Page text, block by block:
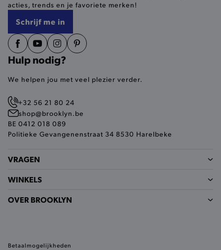
acties, trends en je favoriete merken!
Schrijf me in
Hulp nodig?
We helpen jou met veel plezier verder.
+32 56 21 80 24
shop@brooklyn.be
BE 0412 018 089
Politieke Gevangenenstraat 34 8530 Harelbeke
VRAGEN
WINKELS
OVER BROOKLYN
Betaalmogelijkheden
mage-cache-sessid
invalidation
mediator.zopim.com